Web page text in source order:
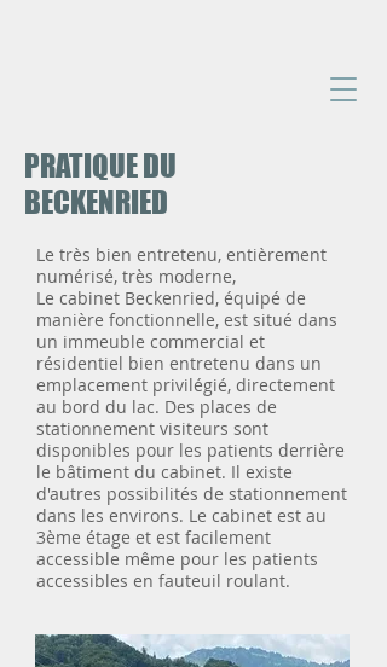
BECKENRIED
PRATIQUE DU
BECKENRIED
Le très bien entretenu, entièrement
numérisé, très moderne,
Le cabinet Beckenried, équipé de
manière fonctionnelle, est situé dans
un immeuble commercial et
résidentiel bien entretenu dans un
emplacement privilégié, directement
au bord du lac. Des places de
stationnement visiteurs sont
disponibles pour les patients derrière
le bâtiment du cabinet. Il existe
d'autres possibilités de stationnement
dans les environs. Le cabinet est au
3ème étage et est facilement
accessible même pour les patients
accessibles en fauteuil roulant.